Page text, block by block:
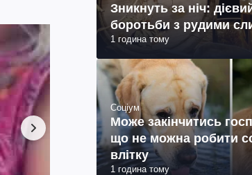
Зникнуть за ніч:
боротьби з рудими
1 година тому
Соціум
Може закінчитись
що не можна робити
влітку
1 година тому